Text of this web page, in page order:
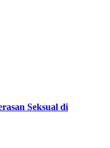
Seksual di